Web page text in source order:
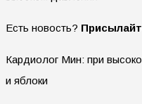
Есть новость?
Кардиолог Мин: при
и яблоки